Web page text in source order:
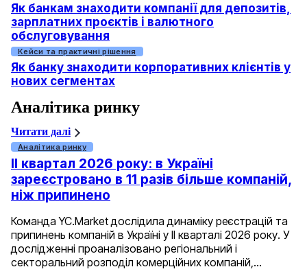
Як банкам знаходити компанії для депозитів,
зарплатних проєктів і валютного
обслуговування
Кейси та практичні рішення
Як банку знаходити корпоративних клієнтів у
нових сегментах
Аналітика ринку
Читати далі
Аналітика ринку
II квартал 2026 року: в Україні
зареєстровано в 11 разів більше компаній,
ніж припинено
Команда YC.Market дослідила динаміку реєстрацій та
припинень компаній в Україні у ІІ кварталі 2026 року. У
дослідженні проаналізовано регіональний і
секторальний розподіл комерційних компаній,…